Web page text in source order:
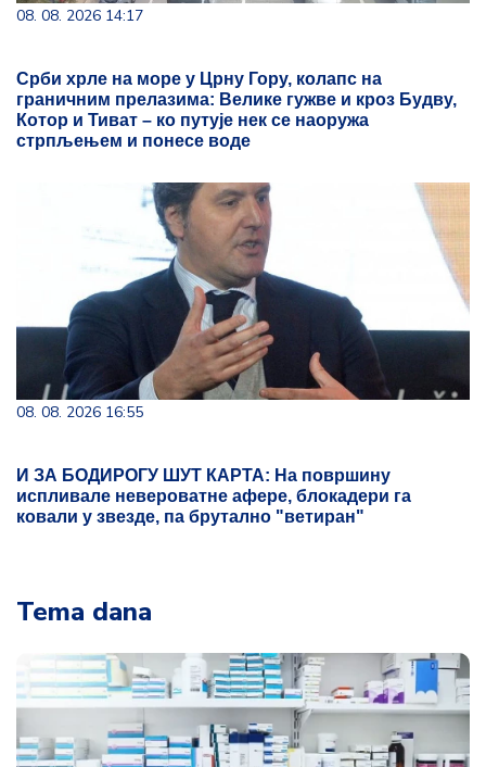
08. 08. 2026 14:17
Срби хрле на море у Црну Гору, колапс на
граничним прелазима: Велике гужве и кроз Будву,
Котор и Тиват – ко путује нек се наоружа
стрпљењем и понесе воде
08. 08. 2026 16:55
И ЗА БОДИРОГУ ШУТ КАРТА: На површину
испливале невероватне афере, блокадери га
ковали у звезде, па брутално "ветиран"
Tema dana